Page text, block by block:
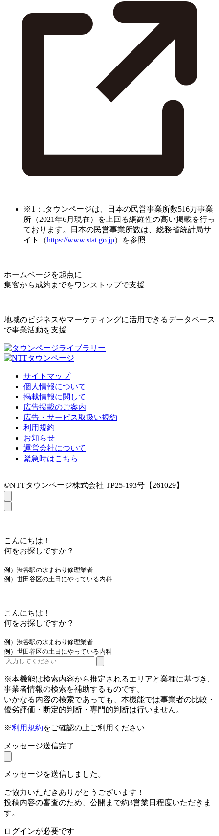
※1：iタウンページは、日本の民営事業所数516万事業
所（2021年6月現在）を上回る網羅性の高い掲載を行っ
ております。日本の民営事業所数は、総務省統計局サ
イト（https://www.stat.go.jp）を参照
ホームページを起点に
集客から成約までをワンストップで支援
地域のビジネスやマーケティングに活用できるデータベース
で事業活動を支援
サイトマップ
個人情報について
掲載情報に関して
広告掲載のご案内
広告・サービス取扱い規約
利用規約
お知らせ
運営会社について
緊急時はこちら
©NTTタウンページ株式会社 TP25-193号【261029】
こんにちは！
何をお探しですか？
例）渋谷駅の水まわり修理業者
例）世田谷区の土日にやっている内科
こんにちは！
何をお探しですか？
例）渋谷駅の水まわり修理業者
例）世田谷区の土日にやっている内科
※本機能は検索内容から推定されるエリアと業種に基づき、
事業者情報の検索を補助するものです。
いかなる内容の検索であっても、本機能では事業者の比較・
優劣評価・断定的判断・専門的判断は行いません。
※利用規約をご確認の上ご利用ください
メッセージ送信完了
メッセージを送信しました。
ご協力いただきありがとうございます！
投稿内容の審査のため、公開まで約3営業日程度いただきま
す。
ログインが必要です